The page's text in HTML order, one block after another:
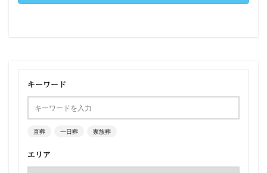
キーワード
直葬 一日葬 家族葬
エリア